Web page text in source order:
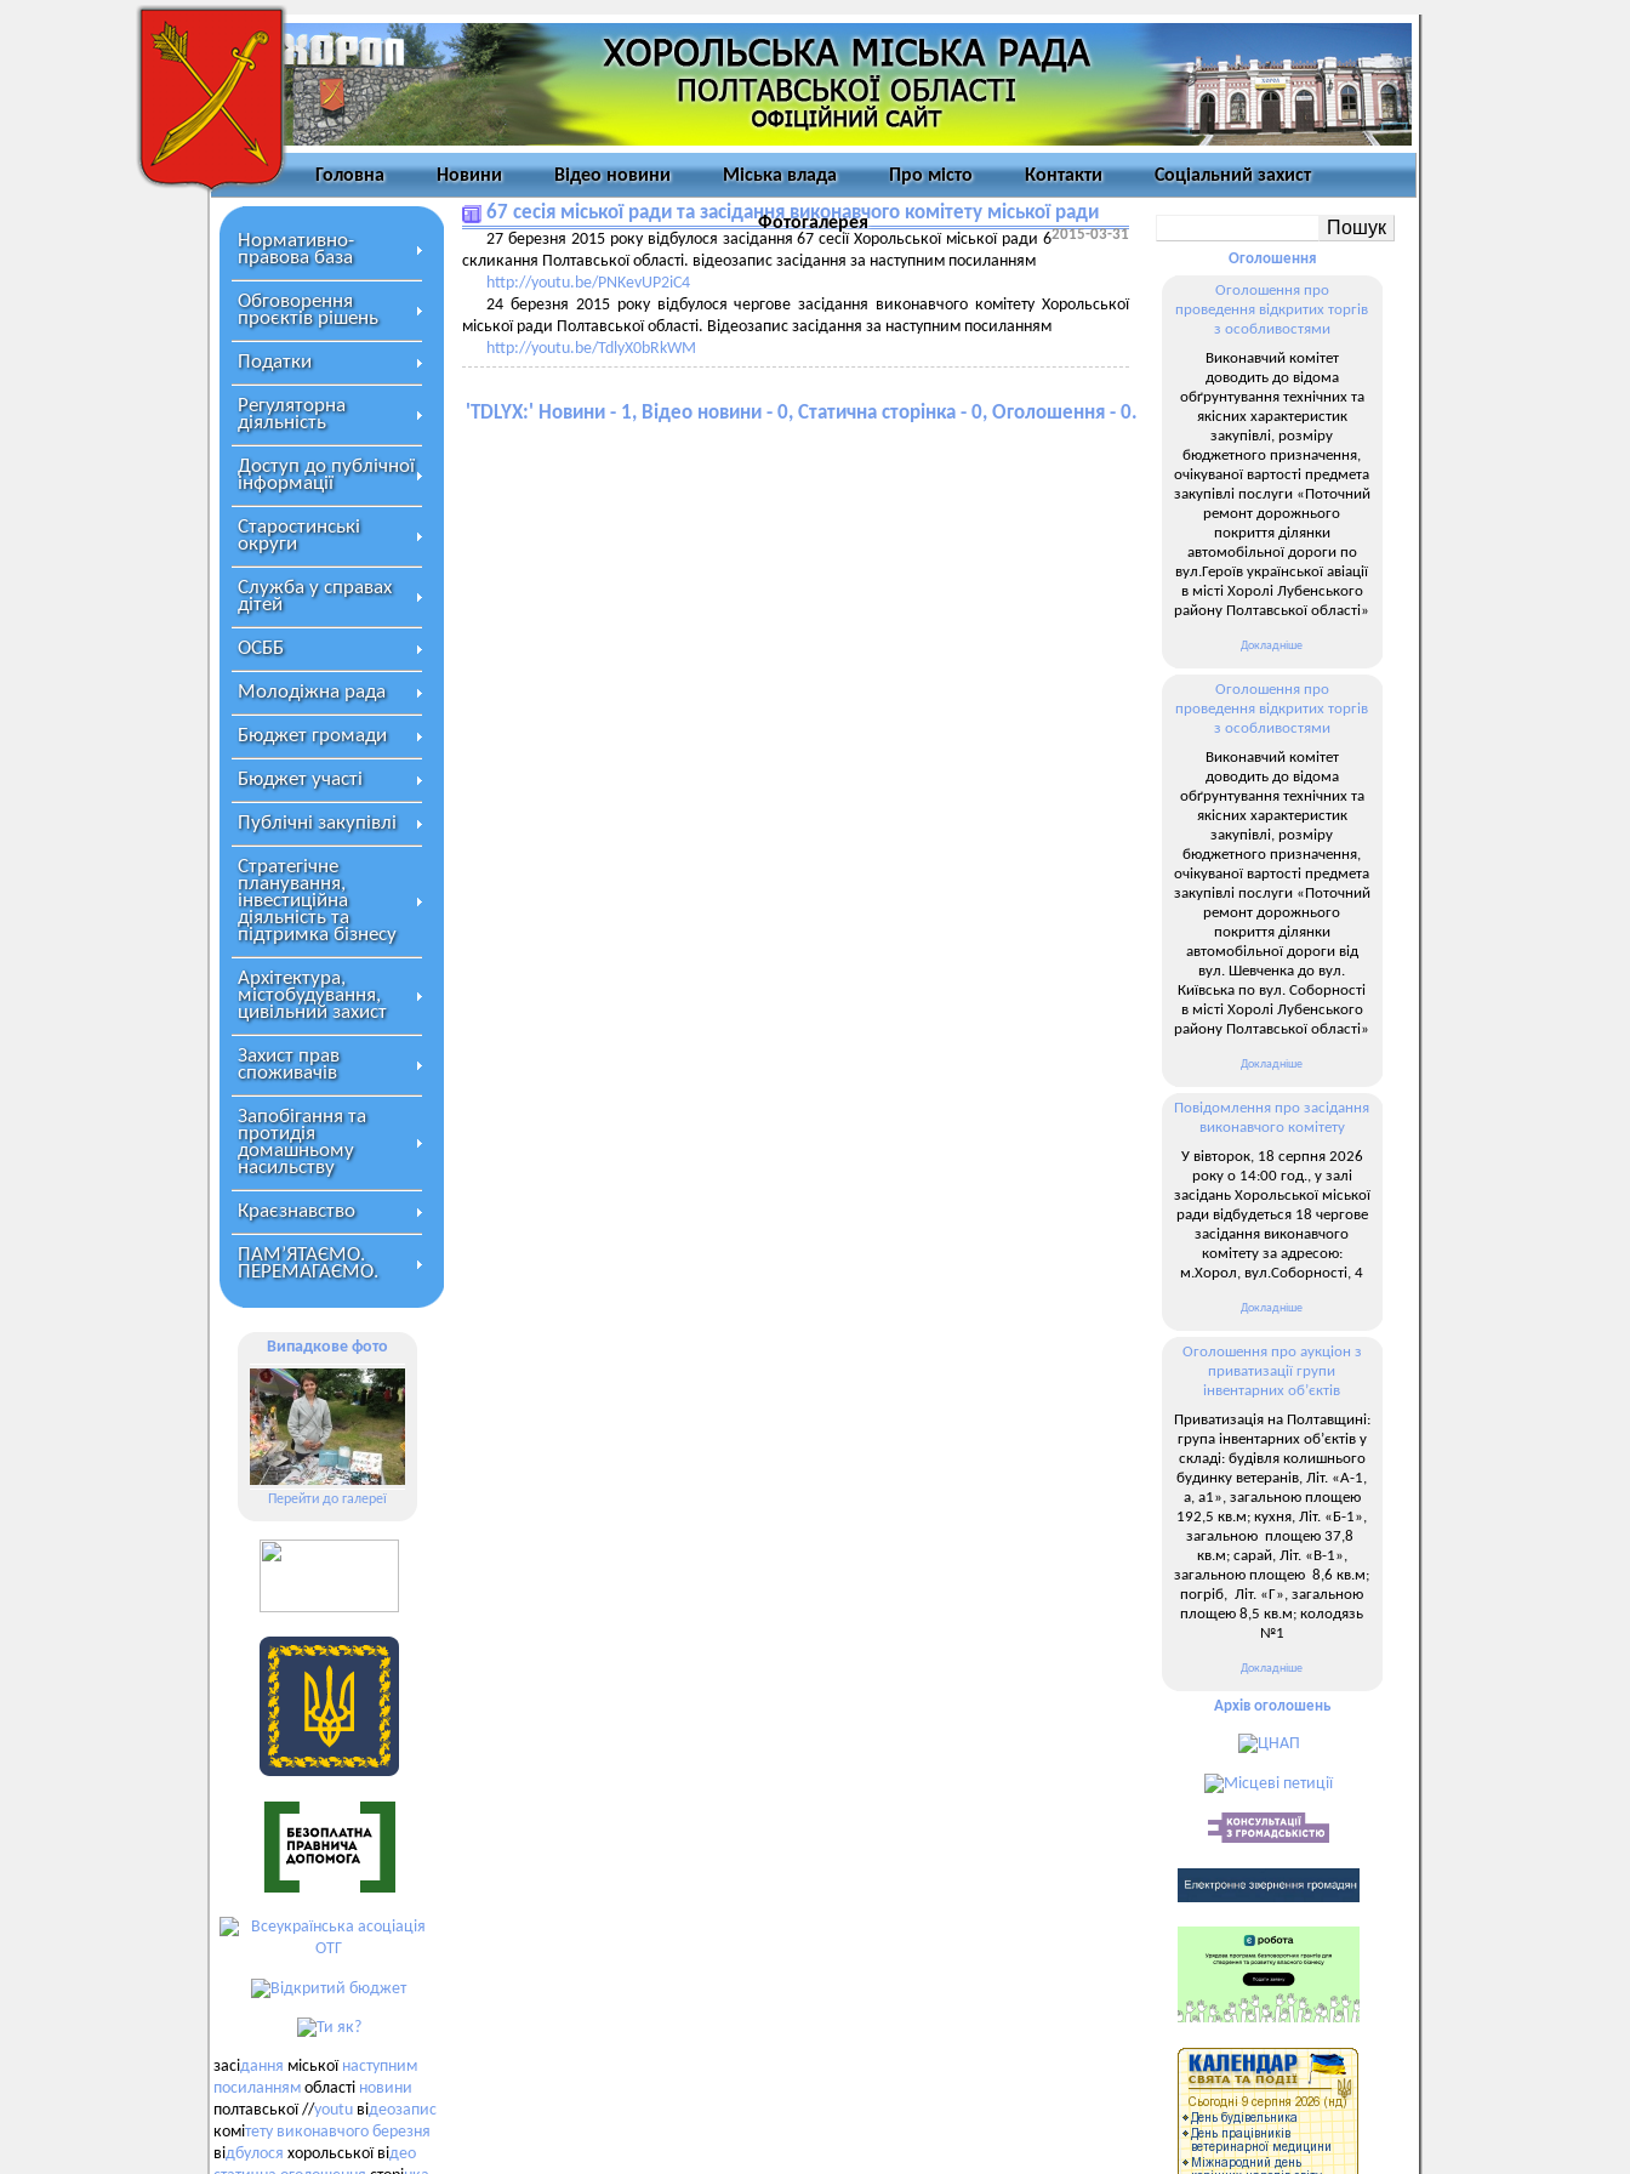
Головна Новини Відео новини Міська влада Про місто Контакти Соціальний захист
Фотогалерея
Нормативно-
правова база
Обговорення
проєктів рішень
Податки
Регуляторна
діяльність
Доступ до публічної
інформації
Старостинські
округи
Служба у справах
дітей
ОСББ
Молодіжна рада
Бюджет громади
Бюджет участі
Публічні закупівлі
Стратегічне
планування,
інвестиційна
діяльність та
підтримка бізнесу
Архітектура,
містобудування,
цивільний захист
Захист прав
споживачів
Запобігання та
протидія
домашньому
насильству
Краєзнавство
ПАМ’ЯТАЄМО.
ПЕРЕМАГАЄМО.
Випадкове фото
Перейти до галереї
засідання міської наступним
посиланням області новини
полтавської //youtu відеозапис
комітету виконавчого березня
відбулося хорольської відео
67 сесія міської ради та засідання виконавчого комітету міської ради
2015-03-31
27 березня 2015 року відбулося засідання 67 сесії Хорольської міської ради 6
скликання Полтавської області. відеозапис засідання за наступним посиланням
http://youtu.be/PNKevUP2iC4
24 березня 2015 року відбулося чергове засідання виконавчого комітету Хорольської
міської ради Полтавської області. Відеозапис засідання за наступним посиланням
http://youtu.be/TdlyX0bRkWM
'TDLYX:' Новини - 1, Відео новини - 0, Статична сторінка - 0, Оголошення - 0.
Оголошення
Оголошення про
проведення відкритих торгів
з особливостями
Виконавчий комітет
доводить до відома
обґрунтування технічних та
якісних характеристик
закупівлі, розміру
бюджетного призначення,
очікуваної вартості предмета
закупівлі послуги «Поточний
ремонт дорожнього
покриття ділянки
автомобільної дороги по
вул.Героїв української авіації
в місті Хоролі Лубенського
району Полтавської області»
Докладніше
Оголошення про
проведення відкритих торгів
з особливостями
Виконавчий комітет
доводить до відома
обґрунтування технічних та
якісних характеристик
закупівлі, розміру
бюджетного призначення,
очікуваної вартості предмета
закупівлі послуги «Поточний
ремонт дорожнього
покриття ділянки
автомобільної дороги від
вул. Шевченка до вул.
Київська по вул. Соборності
в місті Хоролі Лубенського
району Полтавської області»
Докладніше
Повідомлення про засідання
виконавчого комітету
У вівторок, 18 серпня 2026
року о 14:00 год., у залі
засідань Хорольської міської
ради відбудеться 18 чергове
засідання виконавчого
комітету за адресою:
м.Хорол, вул.Соборності, 4
Докладніше
Оголошення про аукціон з
приватизації групи
інвентарних об’єктів
Приватизація на Полтавщині:
група інвентарних об’єктів у
складі: будівля колишнього
будинку ветеранів, Літ. «А-1,
а, а1», загальною площею
192,5 кв.м; кухня, Літ. «Б-1»,
загальною площею 37,8
кв.м; сарай, Літ. «В-1»,
загальною площею 8,6 кв.м;
погріб, Літ. «Г», загальною
площею 8,5 кв.м; колодязь
№1
Докладніше
Архів оголошень